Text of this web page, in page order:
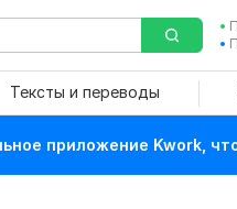
Тексты и переводы
приложение Kwork,